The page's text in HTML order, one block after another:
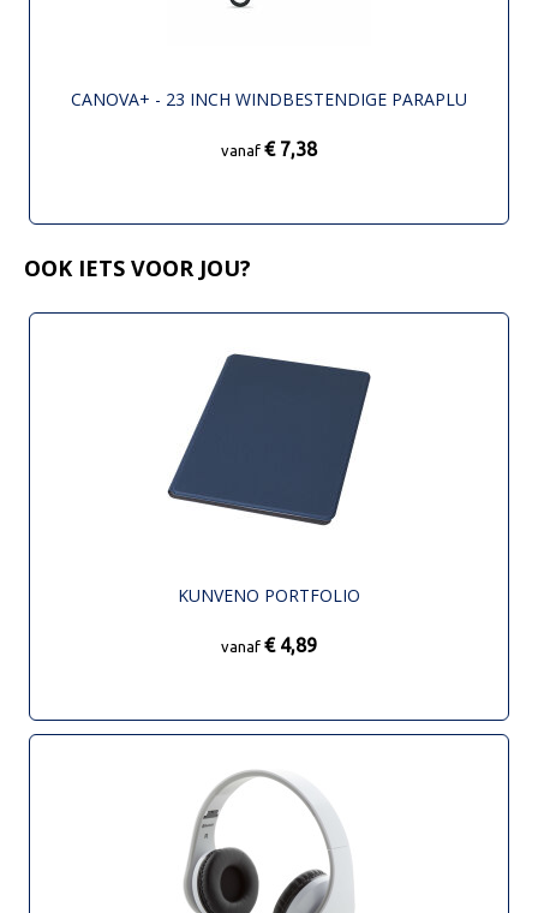
CANOVA+ - 23 INCH WINDBESTENDIGE PARAPLU
vanaf € 7,38
OOK IETS VOOR JOU?
KUNVENO PORTFOLIO
vanaf € 4,89